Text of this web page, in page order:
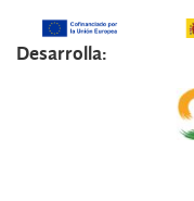
Desarrolla: